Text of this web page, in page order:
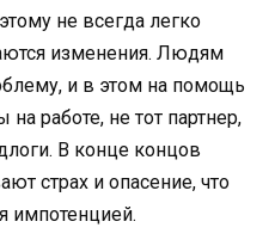
не всегда легко
изменения. Людям
и в этом на помощь
работе, не тот партнер,
В конце концов
страх и опасение, что
импотенцией.